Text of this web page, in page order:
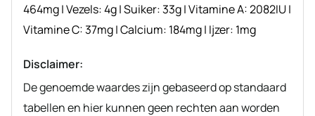
464mg|Vezels:4g|Suiker:33g|Vitamine A:2082IU|
Vitamine C:37mg|Calcium: 184mg| Ijzer: 1mg
Disclaimer:
De genoemde waardes zijn gebaseerd op standaard
tabellen en hier kunnen geen rechten aan worden